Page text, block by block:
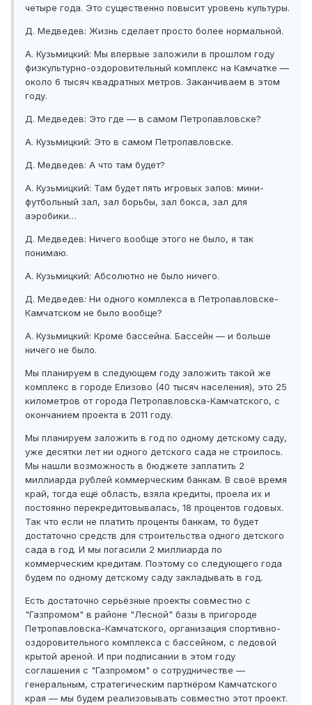
четыре года. Это существенно повысит уровень культуры.
Д. Медведев: Жизнь сделает просто более нормальной.
А. Кузьмицкий: Мы впервые заложили в прошлом году
физкультурно-оздоровительный комплекс на Камчатке —
около 6 тысяч квадратных метров. Заканчиваем в этом
году.
Д. Медведев: Это где — в самом Петропавловске?
А. Кузьмицкий: Это в самом Петропавловске.
Д. Медведев: А что там будет?
А. Кузьмицкий: Там будет пять игровых залов: мини-
футбольный зал, зал борьбы, зал бокса, зал для
аэробики…
Д. Медведев: Ничего вообще этого не было, я так
понимаю.
А. Кузьмицкий: Абсолютно не было ничего.
Д. Медведев: Ни одного комплекса в Петропавловске-
Камчатском не было вообще?
А. Кузьмицкий: Кроме бассейна. Бассейн — и больше
ничего не было.
Мы планируем в следующем году заложить такой же
комплекс в городе Елизово (40 тысяч населения), это 25
километров от города Петропавловска-Камчатского, с
окончанием проекта в 2011 году.
Мы планируем заложить в год по одному детскому саду,
уже десятки лет ни одного детского сада не строилось.
Мы нашли возможность в бюджете заплатить 2
миллиарда рублей коммерческим банкам. В своё время
край, тогда ещё область, взяла кредиты, проела их и
постоянно перекредитовывалась, 18 процентов годовых.
Так что если не платить проценты банкам, то будет
достаточно средств для строительства одного детского
сада в год. И мы погасили 2 миллиарда по
коммерческим кредитам. Поэтому со следующего года
будем по одному детскому саду закладывать в год.
Есть достаточно серьёзные проекты совместно с
"Газпромом" в районе "Лесной" базы в пригороде
Петропавловска-Камчатского, организация спортивно-
оздоровительного комплекса с бассейном, с ледовой
крытой ареной. И при подписании в этом году
соглашения с "Газпромом" о сотрудничестве —
генеральным, стратегическим партнёром Камчатского
края — мы будем реализовывать совместно этот проект.